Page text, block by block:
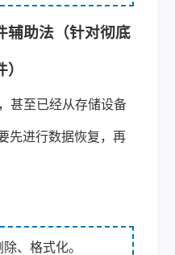
辅助法（针对彻底
甚至已经从存储设备
先进行数据恢复，再
、格式化。